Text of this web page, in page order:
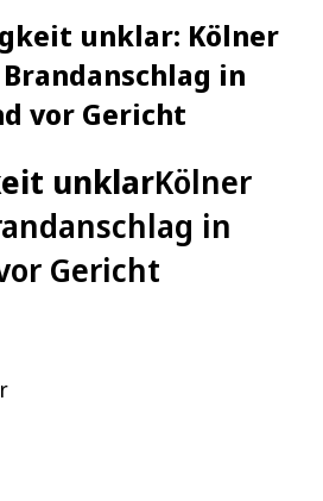
unklar: Kölner
in
vor Gericht
unklarKölner
in
Gericht